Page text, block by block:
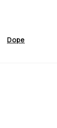
Dope